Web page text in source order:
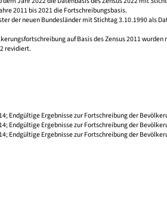
2011 bis 2021 die Fortschreibungsbasis.
der neuen Bundesländer mit Stichtag 3.10.1990 als
auf Basis des Zensus 2011 wurden
revidiert.
Endgültige Ergebnisse zur Fortschreibung der
Endgültige Ergebnisse zur Fortschreibung der
Endgültige Ergebnisse zur Fortschreibung der